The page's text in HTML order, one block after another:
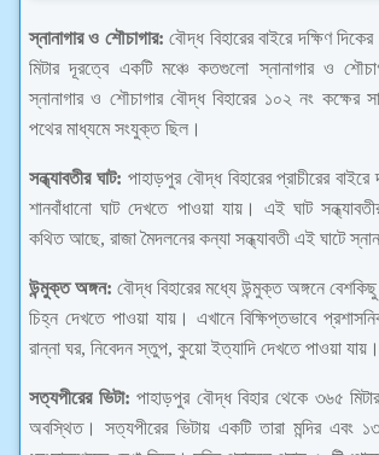
স্নানাগার ও শৌচাগার: বৌদ্ধ বিহারের বাইরে দক্ষিণ
মিটার দূরত্বে একটি মঞ্চে কতগুলো স্নানাগার ও
স্নানাগার ও শৌচাগার বৌদ্ধ বিহারের ১০২ নং কক্ষের
পথের মাধ্যমে সংযুক্ত ছিল।
সন্ধ্যাবতীর ঘাট: পাহাড়পুর বৌদ্ধ বিহারের প্রাচীরের
শানবাঁধানো ঘাট দেখতে পাওয়া যায়। এই ঘাট
কথিত আছে, রাজা মৈদলনের কন্যা সন্ধ্যাবতী এই ঘাটে
উন্মুক্ত অঙ্গন: বৌদ্ধ বিহারের মধ্যে উন্মুক্ত অঙ্গনে
চিহ্ন দেখতে পাওয়া যায়। এখানে বিক্ষিপ্তভাবে
রান্না ঘর, নিবেদন স্তুপ, কুয়ো ইত্যাদি দেখতে পাওয়া যায়।
সত্যপীরের ভিটা: পাহাড়পুর বৌদ্ধ বিহার থেকে ৩৬৫
অবস্থিত। সত্যপীরের ভিটায় একটি তারা মন্দির এবং